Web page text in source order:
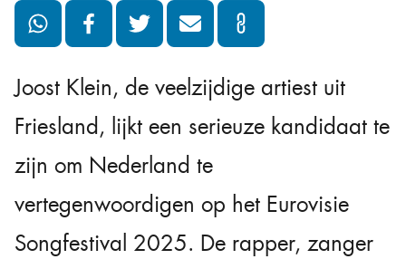
Joost Klein, de veelzijdige artiest uit
Friesland, lijkt een serieuze kandidaat te
zijn om Nederland te
vertegenwoordigen op het Eurovisie
Songfestival 2025. De rapper, zanger